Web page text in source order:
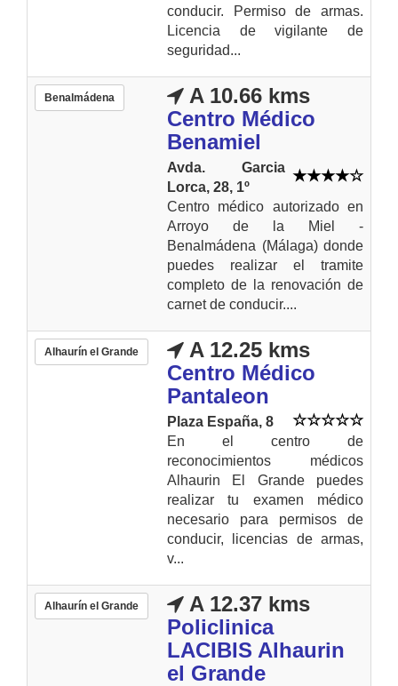
conducir. Permiso de armas.
Licencia de vigilante de
seguridad...
Benalmádena
A 10.66 kms
Centro Médico
Benamiel
Avda. Garcia
Lorca, 28, 1º
Centro médico autorizado en
Arroyo de la Miel -
Benalmádena (Málaga) donde
puedes realizar el tramite
completo de la renovación de
carnet de conducir....
Alhaurín el Grande
A 12.25 kms
Centro Médico
Pantaleon
Plaza España, 8
En el centro de
reconocimientos médicos
Alhaurin El Grande puedes
realizar tu examen médico
necesario para permisos de
conducir, licencias de armas,
v...
Alhaurín el Grande
A 12.37 kms
Policlinica
LACIBIS Alhaurin
el Grande